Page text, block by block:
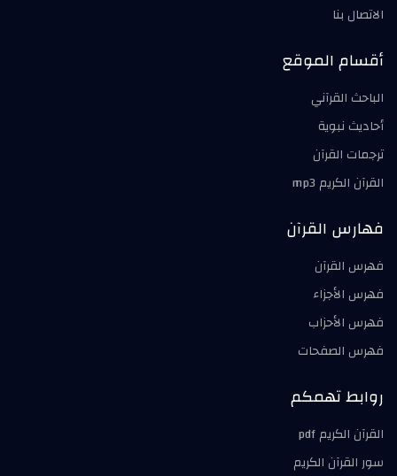
الاتصال بنا
أقسام الموقع
الباحث القرآني
أحاديث نبوية
ترجمات القرآن
القرآن الكريم mp3
فهارس القرآن
فهرس القرآن
فهرس الأجزاء
فهرس الأحزاب
فهرس الصفحات
روابط تهمكم
القرآن الكريم pdf
سور القرآن الكريم